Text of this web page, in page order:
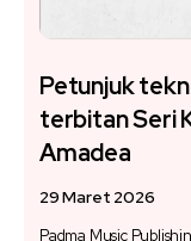
Petunjuk
terbitan Seri
Amadea
29 Maret 2026
Padma Music